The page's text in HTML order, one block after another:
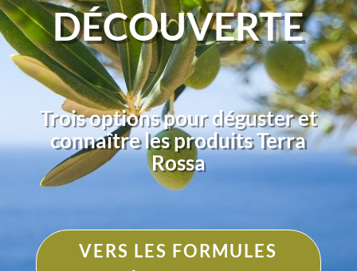
DÉCOUVERTE
Trois options pour déguster et
connaître les produits Terra
Rossa
VERS LES FORMULES